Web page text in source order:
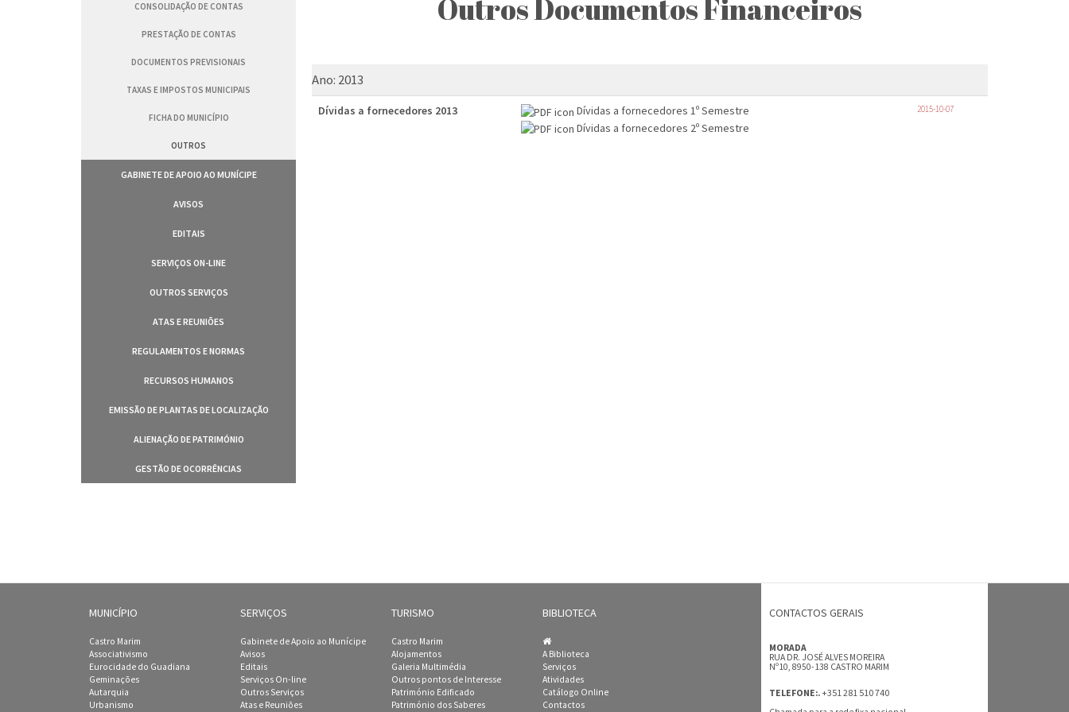
CONSOLIDAÇÃO DE CONTAS
PRESTAÇÃO DE CONTAS
DOCUMENTOS PREVISIONAIS
TAXAS E IMPOSTOS MUNICIPAIS
FICHA DO MUNICÍPIO
OUTROS
GABINETE DE APOIO AO MUNÍCIPE
AVISOS
EDITAIS
SERVIÇOS ON-LINE
OUTROS SERVIÇOS
ATAS E REUNIÕES
REGULAMENTOS E NORMAS
RECURSOS HUMANOS
EMISSÃO DE PLANTAS DE LOCALIZAÇÃO
ALIENAÇÃO DE PATRIMÓNIO
GESTÃO DE OCORRÊNCIAS
Outros Documentos Financeiros
Ano: 2013
Dívidas a fornecedores 2013
Dívidas a fornecedores 1º Semestre
Dívidas a fornecedores 2º Semestre
2015-10-07
MUNICÍPIO
Castro Marim
Associativismo
Eurocidade do Guadiana
Geminações
Autarquia
Urbanismo
SERVIÇOS
Gabinete de Apoio ao Munícipe
Avisos
Editais
Serviços On-line
Outros Serviços
Atas e Reuniões
TURISMO
Castro Marim
Alojamentos
Galeria Multimédia
Outros pontos de Interesse
Património Edificado
Património dos Saberes
BIBLIOTECA
A Biblioteca
Serviços
Atividades
Catálogo Online
Contactos
CONTACTOS GERAIS
MORADA
RUA DR. JOSÉ ALVES MOREIRA
Nº10, 8950-138 CASTRO MARIM
TELEFONE:.+351 281 510 740